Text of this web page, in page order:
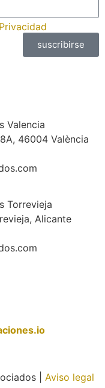
suscribirse
Valencia
46004 València
Torrevieja
Alicante
| Aviso legal